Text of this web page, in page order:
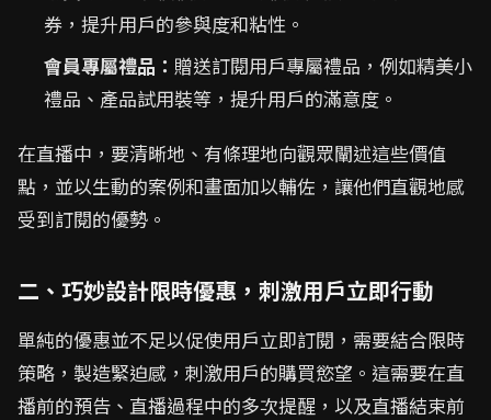
券，提升用戶的參與度和粘性。
會員專屬禮品： 贈送訂閱用戶專屬禮品，例如精美小
禮品、產品試用裝等，提升用戶的滿意度。
在直播中，要清晰地、有條理地向觀眾闡述這些價值
點，並以生動的案例和畫面加以輔佐，讓他們直觀地感
受到訂閱的優勢。
二、巧妙設計限時優惠，刺激用戶立即行動
單純的優惠並不足以促使用戶立即訂閱，需要結合限時
策略，製造緊迫感，刺激用戶的購買慾望。這需要在直
播前的預告、直播過程中的多次提醒，以及直播結束前